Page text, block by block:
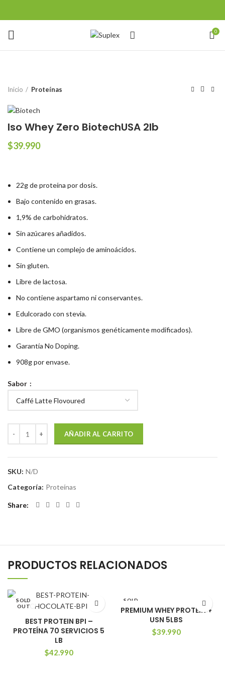
0
Inicio Proteínas
Iso Whey Zero BiotechUSA 2lb
$39.990
22g de proteína por dosis.
Bajo contenido en grasas.
1,9% de carbohidratos.
Sin azúcares añadidos.
Contiene un complejo de aminoácidos.
Sin gluten.
Libre de lactosa.
No contiene aspartamo ni conservantes.
Edulcorado con stevia.
Libre de GMO (organismos genéticamente modificados).
Garantía No Doping.
908g por envase.
Sabor
AÑADIR AL CARRITO
SKU: N/D
Categoría: Proteínas
Share
PRODUCTOS RELACIONADOS
SOLD
OUT
BEST PROTEIN BPI –
PROTEÍNA 70 SERVICIOS 5
LB
$42.990
SOLD
OUT
PREMIUM WHEY PROTEIN +
USN 5LBS
$39.990